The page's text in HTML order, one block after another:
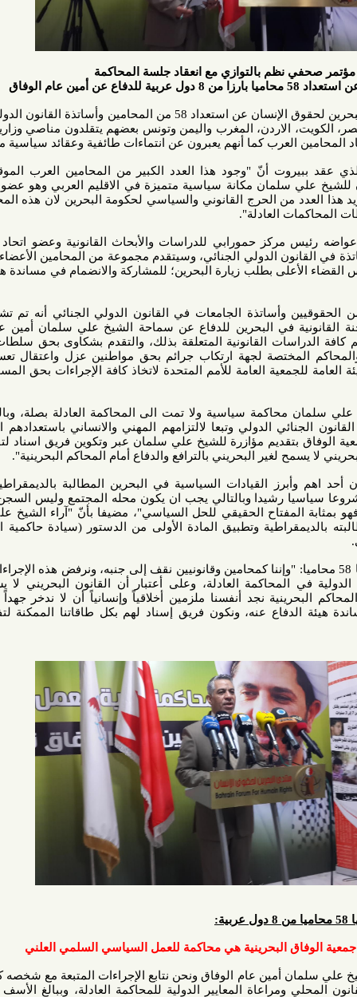
بالتوازي مع انعقاد جلسة المحاكمة
أعلن يوسف ربيع رئيس منتدى البحرين لحقوق الإنسان عن استعداد 58 من المحامين وأساتذة القانون الدولي يمثلون
الاردن، المغرب واليمن وتونس بعضهم يتقلدون مناصي وزارية ورؤساء
كما أنهم يعبرون عن انتماءات طائفية وعقائد سياسية مختلفة.
أنّ "وجود هذا العدد الكبير من المحامين العرب الموقعين على
سلمان مكانة سياسية متميزة في الاقليم العربي وهو عضو في اتحاد
من الحرج القانوني والسياسي لحكومة البحرين لان هذه المحاكمة هي
العادلة".
حمورابي للدراسات والأبحاث القانونية وعضو اتحاد المحامين
الدولي الجنائي، وسيتقدم مجموعة من المحامين الأعضاء في اتحاد
بطلب زيارة البحرين؛ للمشاركة والانضمام في مساندة هيئة الدفاع
الجامعات في القانون الدولي الجنائي أنه تم تشكيل لجنة
في البحرين للدفاع عن سماحة الشيخ علي سلمان أمين عام جمعية
القانونية المتعلقة بذلك، والتقدم بشكاوى بحق سلطات البحرين
المختصة لجهة ارتكاب جرائم بحق مواطنين عزل واعتقال تعسفي بحق
العامة للأمم المتحدة لاتخاذ كافة الإجراءات بحق المسؤولين عن
سياسية ولا تمت الى المحاكمة العادلة بصلة، وبالتالي وجد
الدولي وتبعا لالتزامهم المهني والانساني باستعدادهم الدفاع عن
مؤازرة للشيخ علي سلمان عبر وتكوين فريق اسناد لتفنيد التهم
لغير البحريني بالترافع والدفاع أمام المحاكم البحرينية".
القيادات السياسية في البحرين المطالبة بالديمقراطية وحقوق
رشيدا وبالتالي يجب ان يكون محله المجتمع وليس السجن واعتقاله
المفتاح الحقيقي للحل السياسي"، مضيفا بأنّ "آراء الشيخ علي سلمان
وتطبيق المادة الأولى من الدستور (سيادة حاكمية الشعب) لا
التي وقعها 58 محاميا: "وإننا كمحامين وقانونيين نقف إلى جنبه، ونرفض هذه الإجراءات التي لا
العادلة، وعلى أعتبار أن القانون البحريني لا يسمح لغير
نجد أنفسنا ملزمين أخلاقياً وإنسانياً أن لا ندخر جهداً ووقتاً في
عنه، ونكون فريق إسناد لهم بكل طاقاتنا الممكنة لتفنيد التهم
البحرينية هي محاكمة للعمل السياسي السلمي العلني
أمين عام الوفاق ونحن نتابع الإجراءات المتبعة مع شخصه كمتهم وإذا
المعايير الدولية للمحاكمة العادلة، وببالغ الأسف لمسنا أن